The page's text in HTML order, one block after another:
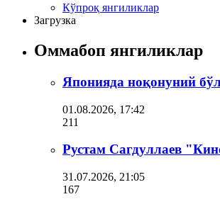
Кўпроқ янгиликлар
Загрузка
Оммабоп янгиликлар
Японияда ноқонуний
01.08.2026, 17:42
211
Рустам Сагдуллаев
31.07.2026, 21:05
167